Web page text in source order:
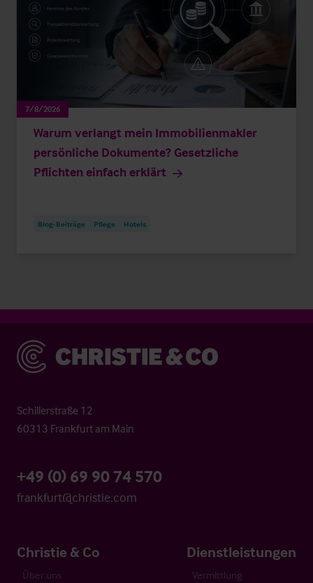
7/8/2026
Warum verlangt mein Immobilienmakler
persönliche Dokumente? Gesetzliche
Pflichten einfach erklärt
Blog-Beiträge Pflege Hotels
Christie & Co
Schillerstraße 12
60313 Frankfurt am Main
+49 (0) 69 90 74 570
frankfurt@christie.com
Christie & Co
Über uns
Dienstleistungen
Vermittlung